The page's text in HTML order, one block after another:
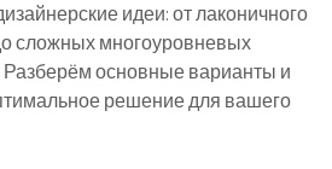
идеи: от лаконичного
сложных многоуровневых
Разберём основные варианты и
решение для вашего